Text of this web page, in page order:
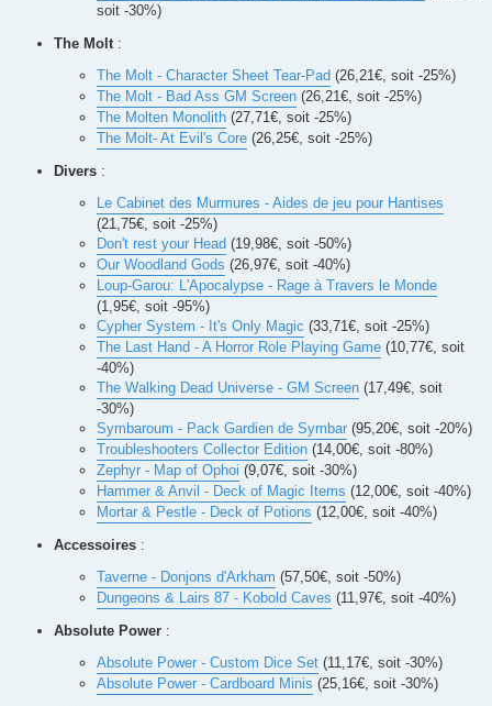
soit -30%)
The Molt:
The Molt - Character Sheet Tear-Pad (26,21€, soit -25%)
The Molt - Bad Ass GM Screen (26,21€, soit -25%)
The Molten Monolith (27,71€, soit -25%)
The Molt- At Evil's Core (26,25€, soit -25%)
Divers :
Le Cabinet des Murmures - Aides de jeu pour Hantises
(21,75€, soit -25%)
Don't rest your Head (19,98€, soit -50%)
Our Woodland Gods (26,97€, soit -40%)
Loup-Garou: L'Apocalypse - Rage à Travers le Monde
(1,95€, soit -95%)
Cypher System - It's Only Magic (33,71€, soit -25%)
The Last Hand - A Horror Role Playing Game (10,77€, soit
-40%)
The Walking Dead Universe - GM Screen (17,49€, soit
-30%)
Symbaroum - Pack Gardien de Symbar (95,20€, soit -20%)
Troubleshooters Collector Edition (14,00€, soit -80%)
Zephyr - Map of Ophoi (9,07€, soit -30%)
Hammer & Anvil - Deck of Magic Items (12,00€, soit -40%)
Mortar & Pestle - Deck of Potions (12,00€, soit -40%)
Accessoires :
Taverne - Donjons d'Arkham (57,50€, soit -50%)
Dungeons & Lairs 87 - Kobold Caves (11,97€, soit -40%)
Absolute Power :
Absolute Power - Custom Dice Set (11,17€, soit -30%)
Absolute Power - Cardboard Minis (25,16€, soit -30%)